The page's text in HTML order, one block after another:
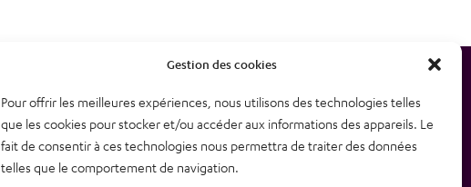
Gestion des cookies
Pour offrir les meilleures expériences, nous utilisons des technologies telles
que les cookies pour stocker et/ou accéder aux informations des appareils. Le
fait de consentir à ces technologies nous permettra de traiter des données
telles que le comportement de navigation.
Newsletter
Nous contacter
Plan du site
Mentions légales – CGU